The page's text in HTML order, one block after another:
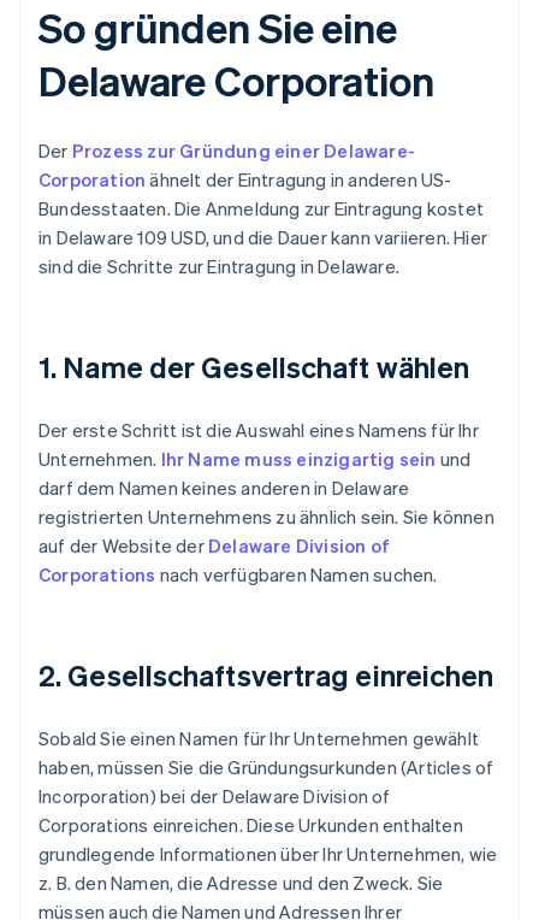
So gründen Sie eine
Delaware Corporation
Der Prozess zur Gründung einer Delaware-
Corporation ähnelt der Eintragung in anderen US-
Bundesstaaten. Die Anmeldung zur Eintragung kostet
in Delaware 109 USD, und die Dauer kann variieren. Hier
sind die Schritte zur Eintragung in Delaware.
1. Name der Gesellschaft wählen
Der erste Schritt ist die Auswahl eines Namens für Ihr
Unternehmen. Ihr Name muss einzigartig sein und
darf dem Namen keines anderen in Delaware
registrierten Unternehmens zu ähnlich sein. Sie können
auf der Website der Delaware Division of
Corporations nach verfügbaren Namen suchen.
2. Gesellschaftsvertrag einreichen
Sobald Sie einen Namen für Ihr Unternehmen gewählt
haben, müssen Sie die Gründungsurkunden (Articles of
Incorporation) bei der Delaware Division of
Corporations einreichen. Diese Urkunden enthalten
grundlegende Informationen über Ihr Unternehmen, wie
z. B. den Namen, die Adresse und den Zweck. Sie
müssen auch die Namen und Adressen Ihrer